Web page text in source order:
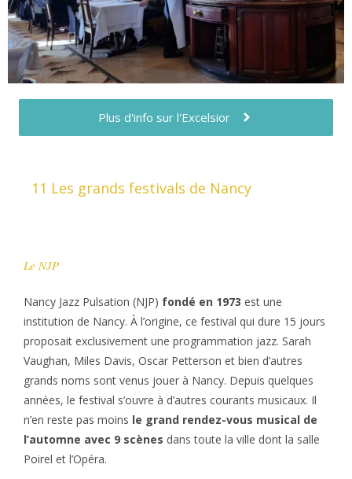
Plus d'info sur l'Excelsior
11 Les grands festivals de Nancy
Le NJP
Nancy Jazz Pulsation (NJP) fondé en 1973 est une
institution de Nancy. À l’origine, ce festival qui dure 15 jours
proposait exclusivement une programmation jazz. Sarah
Vaughan, Miles Davis, Oscar Petterson et bien d’autres
grands noms sont venus jouer à Nancy. Depuis quelques
années, le festival s’ouvre à d’autres courants musicaux. Il
n’en reste pas moins le grand rendez-vous musical de
l’automne avec 9 scènes dans toute la ville dont la salle
Poirel et l’Opéra.